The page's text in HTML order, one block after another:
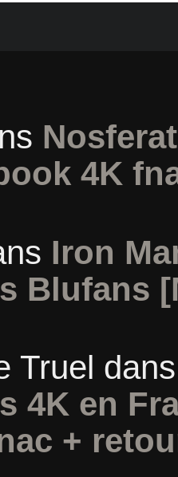
4K
Iron
Blufans
Truel
4K en
+